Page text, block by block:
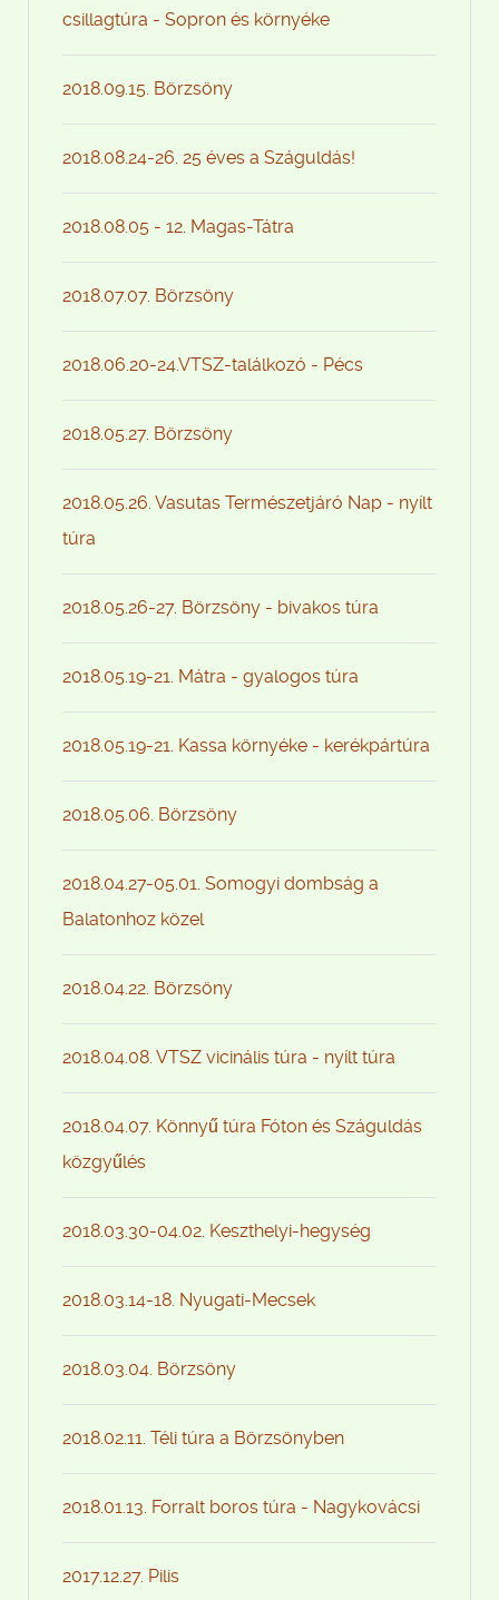
csillagtúra - Sopron és környéke
2018.09.15. Börzsöny
2018.08.24-26. 25 éves a Száguldás!
2018.08.05 - 12. Magas-Tátra
2018.07.07. Börzsöny
2018.06.20-24.VTSZ-találkozó - Pécs
2018.05.27. Börzsöny
2018.05.26. Vasutas Természetjáró Nap - nyílt
túra
2018.05.26-27. Börzsöny - bivakos túra
2018.05.19-21. Mátra - gyalogos túra
2018.05.19-21. Kassa környéke - kerékpártúra
2018.05.06. Börzsöny
2018.04.27-05.01. Somogyi dombság a
Balatonhoz közel
2018.04.22. Börzsöny
2018.04.08. VTSZ vicinális túra - nyílt túra
2018.04.07. Könnyű túra Fóton és Száguldás
közgyűlés
2018.03.30-04.02. Keszthelyi-hegység
2018.03.14-18. Nyugati-Mecsek
2018.03.04. Börzsöny
2018.02.11. Téli túra a Börzsönyben
2018.01.13. Forralt boros túra - Nagykovácsi
2017.12.27. Pilis